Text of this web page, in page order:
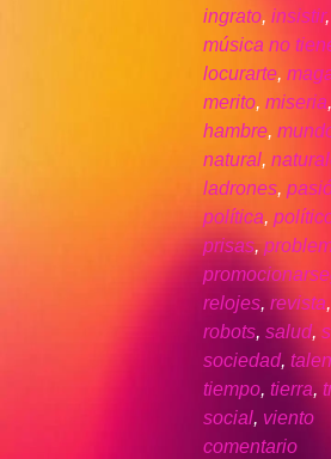
ingrato, insistir,
música no
locurarte,
merito, miseria,
hambre,
natural,
ladrones,
política,
prisas,
relojes, revista,
robots, salud,
sociedad,
tiempo, tierra,
social, viento
comentario